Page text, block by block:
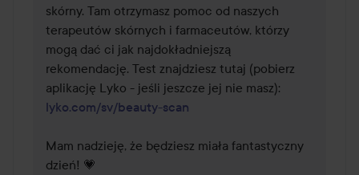
skórny. Tam otrzymasz pomoc od naszych
terapeutów skórnych i farmaceutów, którzy
mogą dać ci jak najdokładniejszą
rekomendację. Test znajdziesz tutaj (pobierz
lyko.com/sv/beauty-scan
Mam nadzieję, że będziesz miała fantastyczny
dzień! 💗